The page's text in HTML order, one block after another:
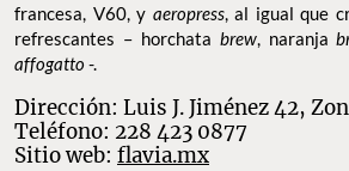
francesa, V60, y aeropress, al igual que
refrescantes – horchata brew, naranja
affogatto -.
Dirección: Luis J. Jiménez 42,
Teléfono: 228 423 0877
Sitio web: flavia.mx